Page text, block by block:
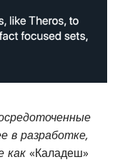
в разработке,
как«Каладеш»